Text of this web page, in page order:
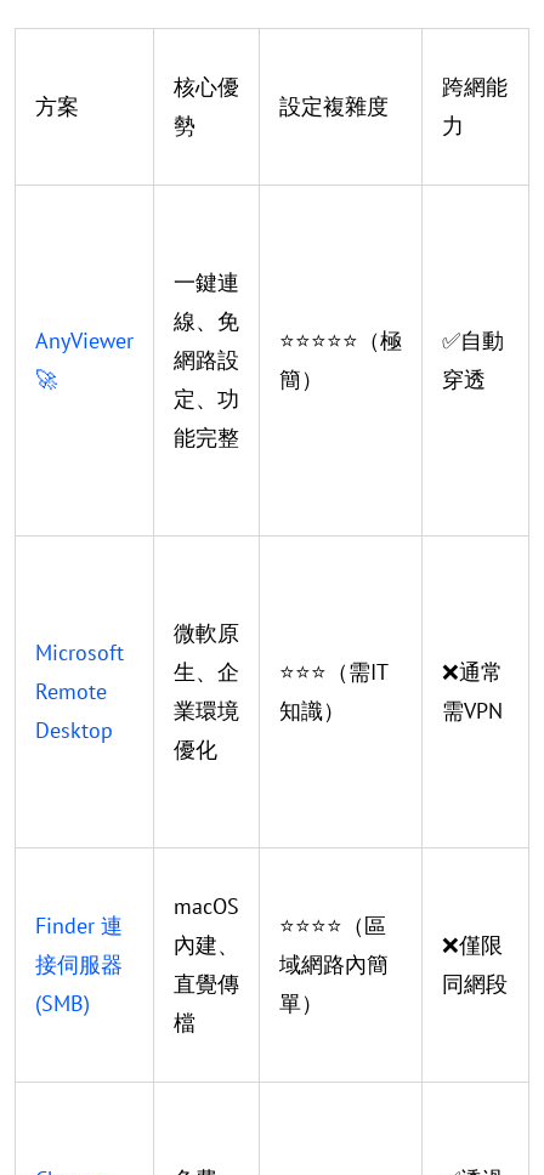
方案
核心優
勢
設定複雜度
跨網能
力
AnyViewer
🚀
一鍵連
線、免
網路設
定、功
能完整
⭐⭐⭐⭐⭐（極
簡）
✅自動
穿透
Microsoft
Remote
Desktop
微軟原
生、企
業環境
優化
⭐⭐⭐（需IT
知識）
❌通常
需VPN
Finder 連
接伺服器
(SMB)
macOS
內建、
直覺傳
檔
⭐⭐⭐⭐（區
域網路內簡
單）
❌僅限
同網段